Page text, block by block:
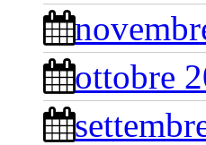
ottobre